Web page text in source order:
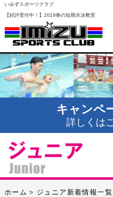
いみずスポーツクラブ
【好評受付中！】2019春の短期水泳教室
キャンペ
詳しくは
ホーム ジュニア新着情報一覧